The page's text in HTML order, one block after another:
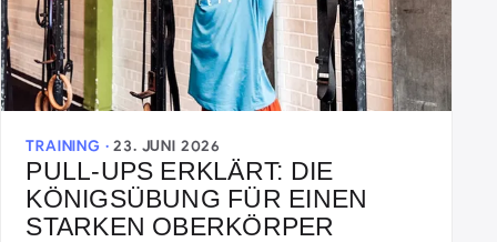
TRAINING ·23. JUNI 2026
PULL-UPS ERKLÄRT: DIE
KÖNIGSÜBUNG FÜR EINEN
STARKEN OBERKÖRPER